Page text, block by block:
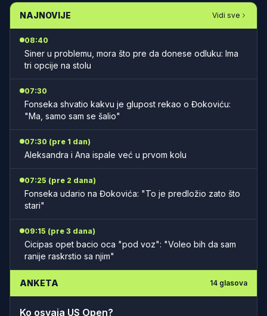
NAJNOVIJE Vidi sve
08:40
Siner u problemu, mora što pre da donese odluku: Ima
tri opcije na stolu
07:30
Fonseka shvatio kakvu je glupost rekao o Đokoviću:
"Ma, samo sam se šalio"
07:30 (pre 1 dan)
Aleksandra i Ana ispale već u prvom kolu
07:25 (pre 2 dana)
Fonseka udario na Đokovića: "To je predložio zato što
stari"
09:15 (pre 3 dana)
Cicipas opet bacio oca "pod voz": "Voleo bih da sam
ranije raskrstio sa njim"
ANKETA 14 glasova
Ko osvaja US Open?